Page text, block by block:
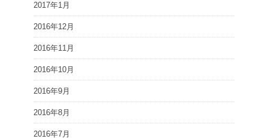
2017年1月
2016年12月
2016年11月
2016年10月
2016年9月
2016年8月
2016年7月